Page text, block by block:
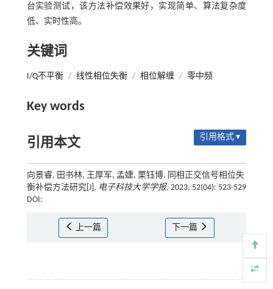
台实验测试，该方法补偿效果好，实现简单、算法复杂度
低、实时性高。
关键词
I/Q不平衡 / 线性相位失衡 / 相位解缠 / 零中频
Key words
引用本文 引用格式 ▾
向景睿, 田书林, 王厚军, 孟婕, 栗钰博. 同相正交信号相位失
衡补偿方法研究[J]. 电子科技大学学报, 2023, 52(04): 523-529
DOI:
上一篇 下一篇